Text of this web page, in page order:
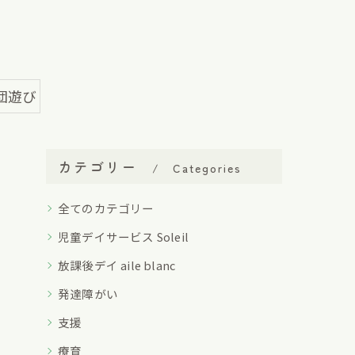
遊び
カテゴリー Categories
全てのカテゴリー
児童デイサービス Soleil
放課後デイ aile blanc
発達障がい
支援
療育